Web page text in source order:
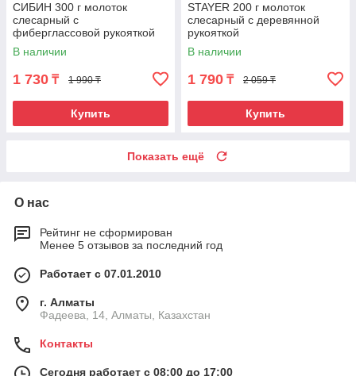
СИБИН 300 г молоток
слесарный с
фиберглассовой рукояткой
В наличии
1 730 ₸ 1 990 ₸
Купить
STAYER 200 г молоток
слесарный с деревянной
рукояткой
В наличии
1 790 ₸ 2 059 ₸
Купить
Показать ещё
О нас
Рейтинг не сформирован
Менее 5 отзывов за последний год
Работает с 07.01.2010
г. Алматы
Фадеева, 14, Алматы, Казахстан
Контакты
Сегодня работает с 08:00 до 17:00